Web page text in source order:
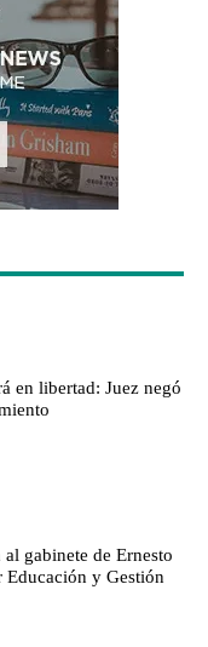
en libertad: Juez negó
gabinete de Ernesto
Educación y Gestión